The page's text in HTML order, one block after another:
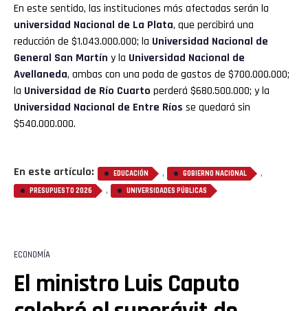
En este sentido, las instituciones más afectadas serán la
universidad Nacional de La Plata, que percibirá una
reducción de $1.043.000.000; la Universidad Nacional de
General San Martín y la Universidad Nacional de
Avellaneda, ambas con una poda de gastos de $700.000.000;
la Universidad de Río Cuarto perderá $680.500.000; y la
Universidad Nacional de Entre Ríos se quedará sin
$540.000.000.
En este artículo: EDUCACIÓN , GOBIERNO NACIONAL ,
PRESUPUESTO 2026 , UNIVERSIDADES PÚBLICAS
ECONOMÍA
El ministro Luis Caputo